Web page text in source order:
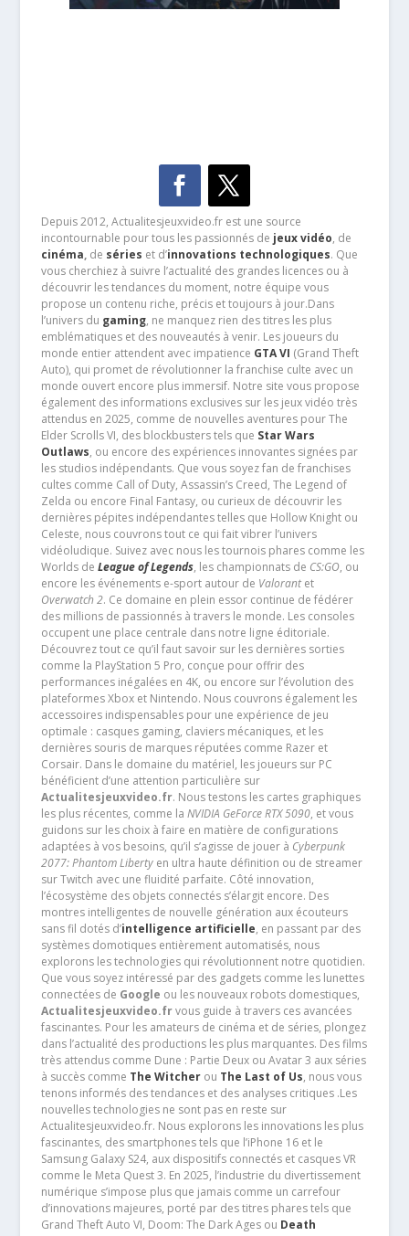
Depuis 2012, Actualitesjeuxvideo.fr est une source
incontournable pour tous les passionnés de jeux vidéo, de
cinéma,de séries et d’innovations technologiques. Que
vous cherchiez à suivre l’actualité des grandes licences ou à
découvrir les tendances du moment, notre équipe vous
propose un contenu riche, précis et toujours à jour.Dans
l’univers du gaming, ne manquez rien des titres les plus
emblématiques et des nouveautés à venir. Les joueurs du
monde entier attendent avec impatience GTA VI (Grand Theft
Auto), qui promet de révolutionner la franchise culte avec un
monde ouvert encore plus immersif. Notre site vous propose
également des informations exclusives sur les jeux vidéo très
attendus en 2025, comme de nouvelles aventures pour The
Elder Scrolls VI, des blockbusters tels que Star Wars
Outlaws, ou encore des expériences innovantes signées par
les studios indépendants. Que vous soyez fan de franchises
cultes comme Call of Duty, Assassin’s Creed, The Legend of
Zelda ou encore Final Fantasy, ou curieux de découvrir les
dernières pépites indépendantes telles que Hollow Knight ou
Celeste, nous couvrons tout ce qui fait vibrer l’univers
vidéoludique. Suivez avec nous les tournois phares comme les
Worlds de League of Legends, les championnats de CS:GO, ou
encore les événements e-sport autour de Valorantet
Overwatch 2. Ce domaine en plein essor continue de fédérer
des millions de passionnés à travers le monde. Les consoles
occupent une place centrale dans notre ligne éditoriale.
Découvrez tout ce qu’il faut savoir sur les dernières sorties
comme la PlayStation 5 Pro, conçue pour offrir des
performances inégalées en 4K, ou encore sur l’évolution des
plateformes Xbox et Nintendo. Nous couvrons également les
accessoires indispensables pour une expérience de jeu
optimale : casques gaming, claviers mécaniques, et les
dernières souris de marques réputées comme Razer et
Corsair. Dans le domaine du matériel, les joueurs sur PC
bénéficient d’une attention particulière sur
Actualitesjeuxvideo.fr. Nous testons les cartes graphiques
les plus récentes, comme la NVIDIA GeForce RTX 5090, et vous
guidons sur les choix à faire en matière de configurations
adaptées à vos besoins, qu’il s’agisse de jouer à Cyberpunk
2077: Phantom Libertyen ultra haute définition ou de streamer
sur Twitch avec une fluidité parfaite. Côté innovation,
l’écosystème des objets connectés s’élargit encore. Des
montres intelligentes de nouvelle génération aux écouteurs
sans fil dotés d’intelligence artificielle, en passant par des
systèmes domotiques entièrement automatisés, nous
explorons les technologies qui révolutionnent notre quotidien.
Que vous soyez intéressé par des gadgets comme les lunettes
connectées de Google ou les nouveaux robots domestiques,
Actualitesjeuxvideo.frvous guide à travers ces avancées
fascinantes. Pour les amateurs de cinéma et de séries, plongez
dans l’actualité des productions les plus marquantes. Des films
très attendus comme Dune : Partie Deux ou Avatar 3 aux séries
à succès comme The Witcherou The Last of Us, nous vous
tenons informés des tendances et des analyses critiques .Les
nouvelles technologies ne sont pas en reste sur
Actualitesjeuxvideo.fr. Nous explorons les innovations les plus
fascinantes, des smartphones tels que l’iPhone 16 et le
Samsung Galaxy S24, aux dispositifs connectés et casques VR
comme le Meta Quest 3. En 2025, l’industrie du divertissement
numérique s’impose plus que jamais comme un carrefour
d’innovations majeures, porté par des titres phares tels que
Grand Theft Auto VI, Doom: The Dark Ages ou Death